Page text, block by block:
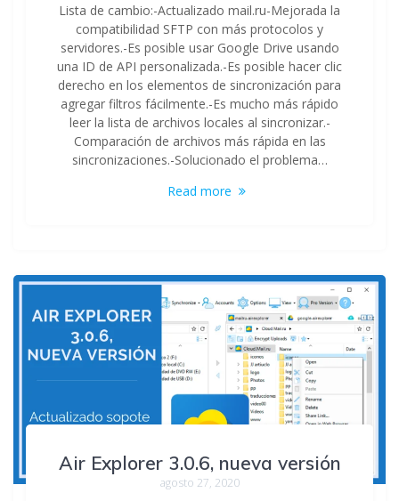
Lista de cambio:-Actualizado mail.ru-Mejorada la
compatibilidad SFTP con más protocolos y
servidores.-Es posible usar Google Drive usando
una ID de API personalizada.-Es posible hacer clic
derecho en los elementos de sincronización para
agregar filtros fácilmente.-Es mucho más rápido
leer la lista de archivos locales al sincronizar.-
Comparación de archivos más rápida en las
sincronizaciones.-Solucionado el problema…
Read more
Air Explorer 3.0.6, nueva versión
agosto 27, 2020